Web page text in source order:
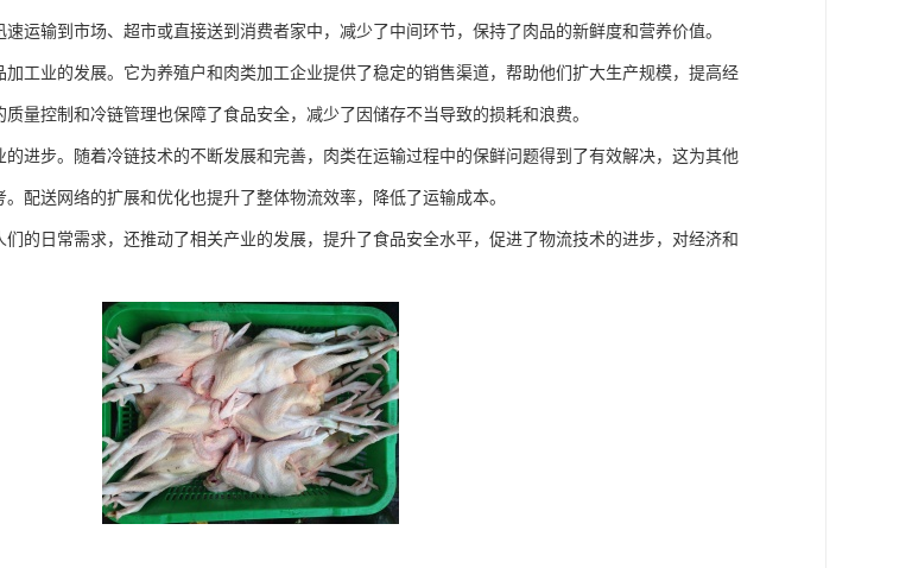
运输到市场、超市或直接送到消费者家中，减少了中间环节，保持了肉品的新鲜度和营养价值。
工业的发展。它为养殖户和肉类加工企业提供了稳定的销售渠道，帮助他们扩大生产规模，提高经
量控制和冷链管理也保障了食品安全，减少了因储存不当导致的损耗和浪费。
进步。随着冷链技术的不断发展和完善，肉类在运输过程中的保鲜问题得到了有效解决，这为其他
配送网络的扩展和优化也提升了整体物流效率，降低了运输成本。
的日常需求，还推动了相关产业的发展，提升了食品安全水平，促进了物流技术的进步，对经济和